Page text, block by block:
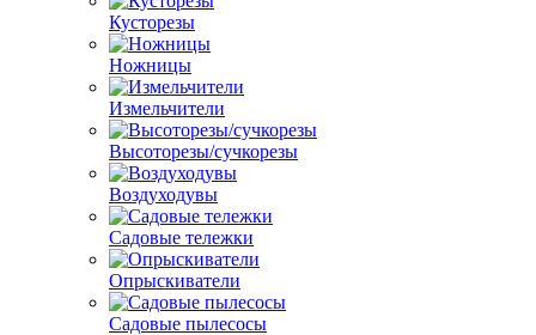
Кусторезы
Ножницы
Измельчители
Высоторезы/сучкорезы
Воздуходувы
Садовые тележки
Опрыскиватели
Садовые пылесосы